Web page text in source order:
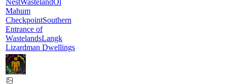
NestWastelandOl
Mahum
CheckpointSouthern
Entrance of
WastelandsLangk
Lizardman Dwellings